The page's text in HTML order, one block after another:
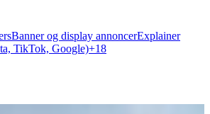
Banner og display annoncerExplainer
TikTok, Google)+18